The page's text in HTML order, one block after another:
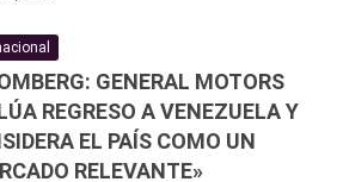
GENERAL MOTORS
REGRESO A VENEZUELA Y
EL PAÍS COMO UN
RELEVANTE»